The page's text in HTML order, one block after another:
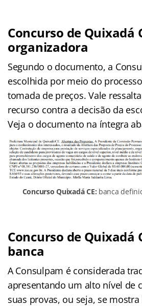
Concurso de Quixadá
organizadora
Segundo o documento, a
escolhida por meio do
tomada de preços. Vale
recurso contra a decisão da
Veja o documento na íntegra
Concurso Quixadá CE: banca
Concurso de Quixadá
banca
A Consulpam é considerada
apresentando um alto nível de
suas provas, ou seja, se